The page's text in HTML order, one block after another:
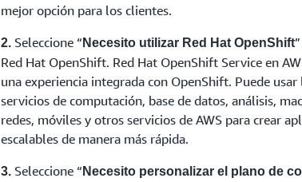
mejor opción para los clientes.
2. Seleccione “ Necesito utilizar Red Hat OpenShift
Red Hat OpenShift. Red Hat OpenShift Service en
una experiencia integrada con OpenShift. Puede
servicios de computación, base de datos, análisis,
redes, móviles y otros servicios de AWS para crear
escalables de manera más rápida.
3. Seleccione “ Necesito personalizar el plano de